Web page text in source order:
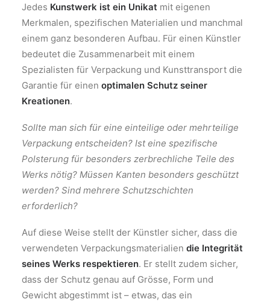
Jedes Kunstwerk ist ein Unikat mit eigenen
Merkmalen, spezifischen Materialien und manchmal
einem ganz besonderen Aufbau. Für einen Künstler
bedeutet die Zusammenarbeit mit einem
Spezialisten für Verpackung und Kunsttransport die
Garantie für einen optimalen Schutz seiner
Kreationen.
Sollte man sich für eine einteilige oder mehrteilige
Verpackung entscheiden? Ist eine spezifische
Polsterung für besonders zerbrechliche Teile des
Werks nötig? Müssen Kanten besonders geschützt
werden? Sind mehrere Schutzschichten
erforderlich?
Auf diese Weise stellt der Künstler sicher, dass die
verwendeten Verpackungsmaterialien die Integrität
seines Werks respektieren. Er stellt zudem sicher,
dass der Schutz genau auf Grösse, Form und
Gewicht abgestimmt ist – etwas, das ein